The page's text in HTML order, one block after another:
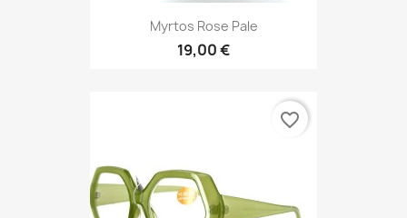
Myrtos Rose Pale
19,00 €
favorite_border